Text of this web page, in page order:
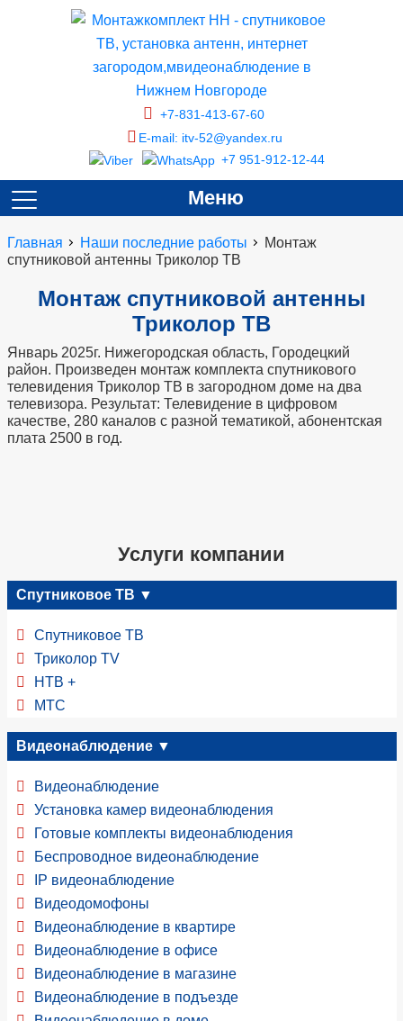
+7-831-413-67-60
E-mail: itv-52@yandex.ru
+7 951-912-12-44
Меню
Главная Наши последние работы
Монтаж
спутниковой антенны Триколор ТВ
Монтаж спутниковой антенны
Триколор ТВ
Январь 2025г. Нижегородская область, Городецкий
район. Произведен монтаж комплекта спутникового
телевидения Триколор ТВ в загородном доме на два
телевизора. Результат: Телевидение в цифровом
качестве, 280 каналов с разной тематикой, абонентская
плата 2500 в год.
Услуги компании
Спутниковое ТВ ▼
Спутниковое ТВ
Триколор TV
НТВ +
МТС
Видеонаблюдение ▼
Видеонаблюдение
Установка камер видеонаблюдения
Готовые комплекты видеонаблюдения
Беспроводное видеонаблюдение
IP видеонаблюдение
Видеодомофоны
Видеонаблюдение в квартире
Видеонаблюдение в офисе
Видеонаблюдение в магазине
Видеонаблюдение в подъезде